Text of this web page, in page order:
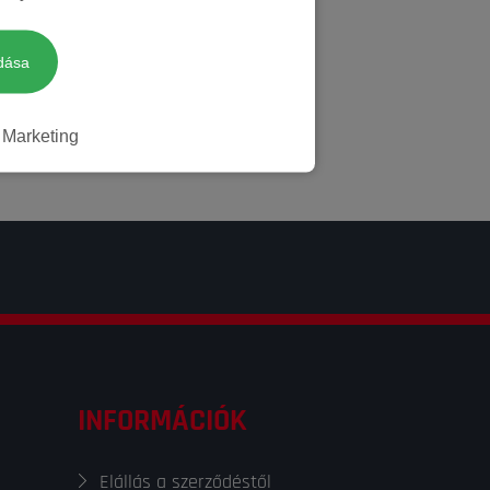
Marketing
INFORMÁCIÓK
Elállás a szerződéstől